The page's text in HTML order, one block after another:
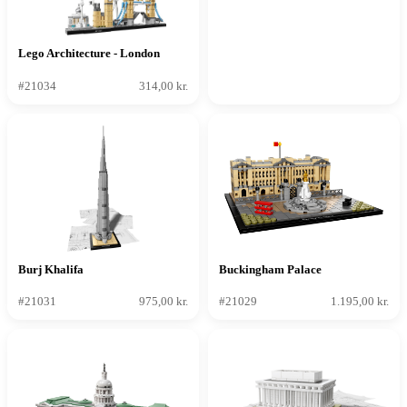
Lego Architecture - London
#21034 314,00 kr.
Burj Khalifa
#21031 975,00 kr.
Buckingham Palace
#21029 1.195,00 kr.